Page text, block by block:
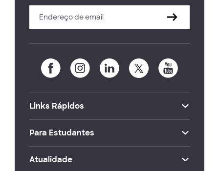
Links Rápidos
Para Estudantes
Atualidade